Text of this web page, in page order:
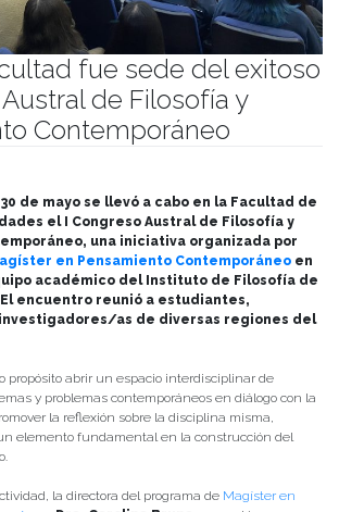
fue sede del exitoso
de Filosofía y
Contemporáneo
de mayo se llevó a cabo en la Facultad de
el I Congreso Austral de Filosofía y
una iniciativa organizada por
en Pensamiento Contemporáneo en
académico del Instituto de Filosofía de
encuentro reunió a estudiantes,
as de diversas regiones del
propósito abrir un espacio interdisciplinar de
y problemas contemporáneos en diálogo con la
la reflexión sobre la disciplina misma,
elemento fundamental en la construcción del
la directora del programa de Magíster en